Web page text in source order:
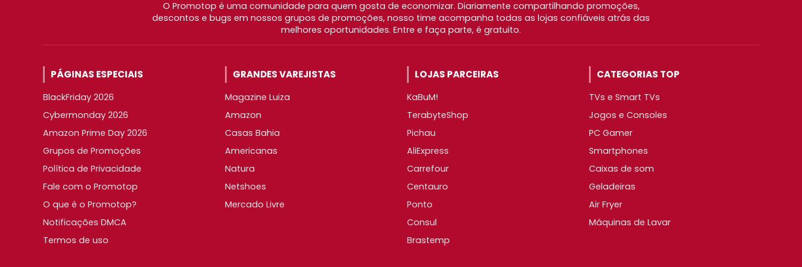
O Promotop é uma comunidade para quem gosta de economizar. Diariamente compartilhando promoções,
descontos e bugs em nossos grupos de promoções, nosso time acompanha todas as lojas confiáveis atrás das
melhores oportunidades. Entre e faça parte, é gratuito.
PÁGINAS ESPECIAIS
BlackFriday 2026
Cybermonday 2026
Amazon Prime Day 2026
Grupos de Promoções
Política de Privacidade
Fale com o Promotop
O que é o Promotop?
Notificações DMCA
Termos de uso
GRANDES VAREJISTAS
Magazine Luiza
Amazon
Casas Bahia
Americanas
Natura
Netshoes
Mercado Livre
LOJAS PARCEIRAS
KaBuM!
TerabyteShop
Pichau
AliExpress
Carrefour
Centauro
Ponto
Consul
Brastemp
CATEGORIAS TOP
TVs e Smart TVs
Jogos e Consoles
PC Gamer
Smartphones
Caixas de som
Geladeiras
Air Fryer
Máquinas de Lavar